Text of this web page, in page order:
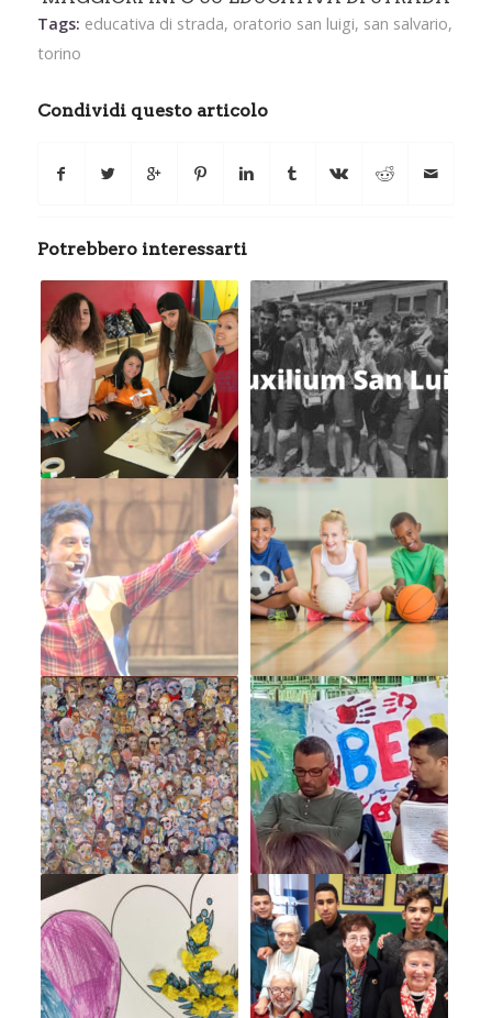
Tags: educativa di strada, oratorio san luigi, san salvario,
torino
Condividi questo articolo
Potrebbero interessarti